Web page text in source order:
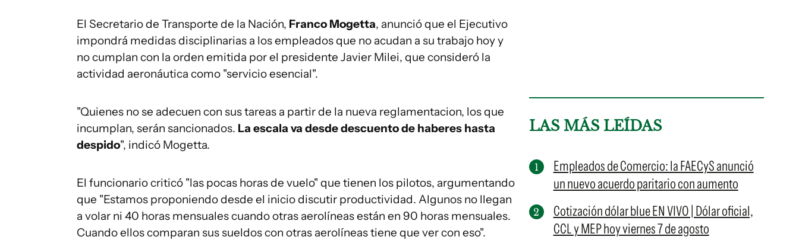
El Secretario de Transporte de la Nación, Franco Mogetta, anunció que el Ejecutivo
impondrá medidas disciplinarias a los empleados que no acudan a su trabajo hoy y
no cumplan con la orden emitida por el presidente Javier Milei, que consideró la
actividad aeronáutica como "servicio esencial".
"Quienes no se adecuen con sus tareas a partir de la nueva reglamentacion, los que
incumplan, serán sancionados. La escala va desde descuento de haberes hasta
despido", indicó Mogetta.
El funcionario criticó "las pocas horas de vuelo" que tienen los pilotos, argumentando
que "Estamos proponiendo desde el inicio discutir productividad. Algunos no llegan
a volar ni 40 horas mensuales cuando otras aerolíneas están en 90 horas mensuales.
Cuando ellos comparan sus sueldos con otras aerolíneas tiene que ver con eso".
LAS MÁS LEÍDAS
Empleados de Comercio: la FAECyS anunció
un nuevo acuerdo paritario con aumento
Cotización dólar blue EN VIVO | Dólar oficial,
CCL y MEP hoy viernes 7 de agosto